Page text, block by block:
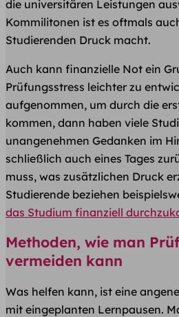
die universitären Leistungen
Kommilitonen ist es oftmals
Studierenden Druck macht.
Auch kann finanzielle Not ein
Prüfungsstress leichter zu
aufgenommen, um durch die
kommen, dann haben viele
unangenehmen Gedanken im
schließlich auch eines Tages
muss, was zusätzlichen Druck
Studierende beziehen
das Studium finanziell
Methoden, wie man
vermeiden kann
Was helfen kann, ist eine
mit eingeplanten Lernpausen.